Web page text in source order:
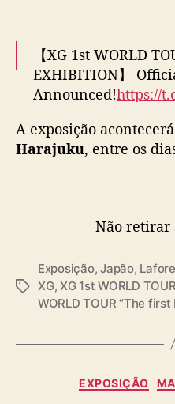
【XG 1st WORLD
EXHIBITION】
Announced!https://
pic.twitter.com/
A exposição
Harajuku, entre os
Não retirar
T
Exposição,Japão,
XG, XG 1st WORLD
WORLD TOUR “The first
EXPOSIÇÃO